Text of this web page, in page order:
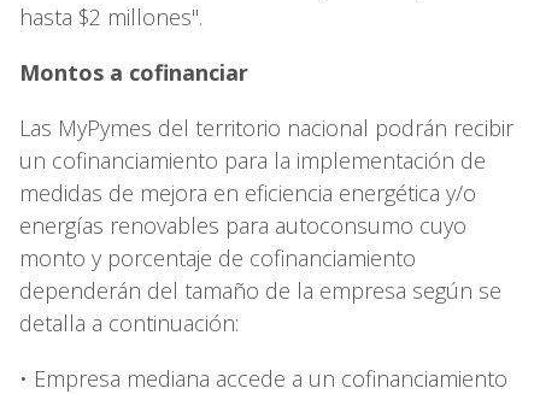
hasta $2 millones".
Montos a cofinanciar
Las MyPymes del territorio nacional podrán recibir
un cofinanciamiento para la implementación de
medidas de mejora en eficiencia energética y/o
energías renovables para autoconsumo cuyo
monto y porcentaje de cofinanciamiento
dependerán del tamaño de la empresa según se
detalla a continuación:
• Empresa mediana accede a un cofinanciamiento